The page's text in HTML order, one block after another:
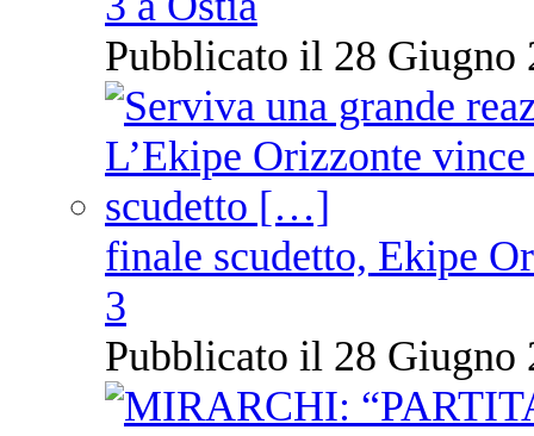
Pubblicato il 28 Giugno
finale scudetto, Ekipe
3
Pubblicato il 28 Giugno